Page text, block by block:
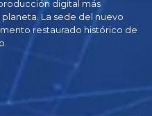
digital más
La sede del nuevo
restaurado histórico de